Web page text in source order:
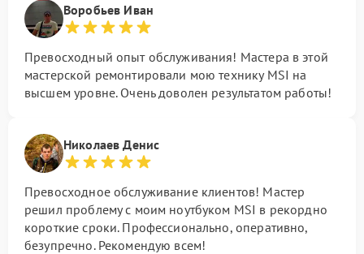
Воробьев Иван
Превосходный опыт обслуживания! Мастера в этой
мастерской ремонтировали мою технику MSI на
высшем уровне. Очень доволен результатом работы!
Николаев Денис
Превосходное обслуживание клиентов! Мастер
решил проблему с моим ноутбуком MSI в рекордно
короткие сроки. Профессионально, оперативно,
безупречно. Рекомендую всем!